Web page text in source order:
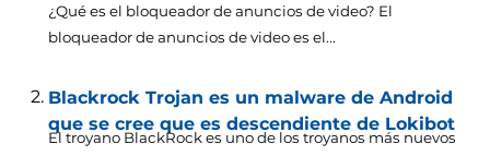
¿Qué es el bloqueador de anuncios de video? El
bloqueador de anuncios de video es el...
Blackrock Trojan es un malware de Android
que se cree que es descendiente de Lokibot
El troyano BlackRock es uno de los troyanos más nuevos